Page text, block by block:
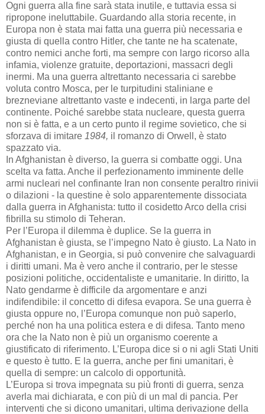
Ogni guerra alla fine sarà stata inutile, e tuttavia essa si
ripropone ineluttabile. Guardando alla storia recente, in
Europa non è stata mai fatta una guerra più necessaria e
giusta di quella contro Hitler, che tante ne ha scatenate,
contro nemici anche forti, ma sempre con largo ricorso alla
infamia, violenze gratuite, deportazioni, massacri degli
inermi. Ma una guerra altrettanto necessaria ci sarebbe
voluta contro Mosca, per le turpitudini staliniane e
brezneviane altrettanto vaste e indecenti, in larga parte del
continente. Poiché sarebbe stata nucleare, questa guerra
non si è fatta, e a un certo punto il regime sovietico, che si
sforzava di imitare 1984, il romanzo di Orwell, è stato
spazzato via.
In Afghanistan è diverso, la guerra si combatte oggi. Una
scelta va fatta. Anche il perfezionamento imminente delle
armi nucleari nel confinante Iran non consente peraltro rinivii
o dilazioni - la questine è solo apparentemente dissociata
dalla guerra in Afghanista: tutto il cosidetto Arco della crisi
fibrilla su stimolo di Teheran.
Per l’Europa il dilemma è duplice. Se la guerra in
Afghanistan è giusta, se l’impegno Nato è giusto. La Nato in
Afghanistan, e in Georgia, si può convenire che salvaguardi
i diritti umani. Ma è vero anche il contrario, per le stesse
posizioni politiche, occidentaliste e umanitarie. In diritto, la
Nato gendarme è difficile da argomentare e anzi
indifendibile: il concetto di difesa evapora. Se una guerra è
giusta oppure no, l’Europa comunque non può saperlo,
perché non ha una politica estera e di difesa. Tanto meno
ora che la Nato non è più un organismo coerente a
giustificato di riferimento. L’Europa dice si o ni agli Stati Uniti
e questo è tutto. E la guerra, anche per fini umanitari, è
quella di sempre: un calcolo di opportunità.
L’Europa si trova impegnata su più fronti di guerra, senza
averla mai dichiarata, e con più di un mal di pancia. Per
interventi che si dicono umanitari, ultima derivazione della